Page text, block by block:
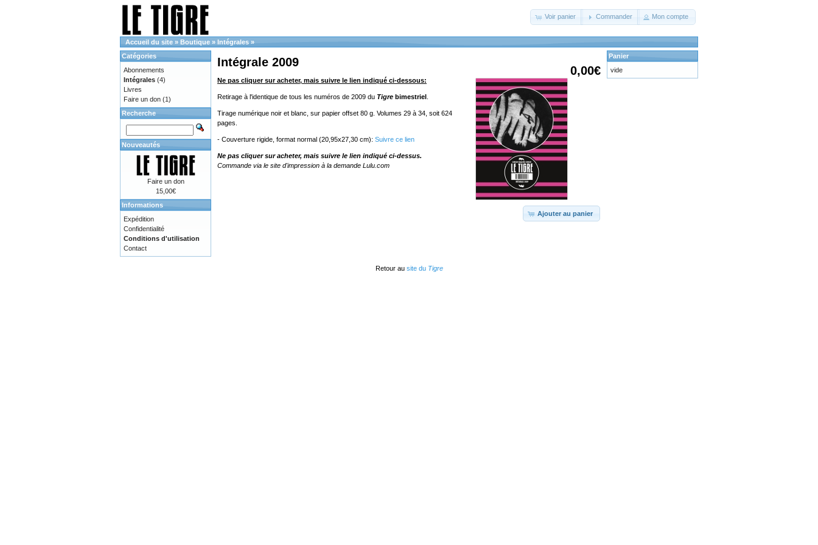
Voir panier Commander Mon compte
Accueil du site » Boutique » Intégrales »
0,00€
Intégrale 2009
Ne pas cliquer sur acheter, mais suivre le lien indiqué ci-dessous:
Retirage à l'identique de tous les numéros de 2009 du Tigre bimestriel
Tirage numérique noir et blanc, sur papier offset 80 g. Volumes 29 à 34, soit 624
pages.
- Couverture rigide, format normal (20,95x27,30 cm): Suivre ce lien
Ne pas cliquer sur acheter, mais suivre le lien indiqué ci-dessus.
Commande via le site d'impression à la demande Lulu.com
Ajouter au panier
Catégories
Abonnements
Intégrales (4)
Livres
Faire un don (1)
Recherche
Nouveautés
Faire un don
15,00€
Informations
Expédition
Confidentialité
Conditions d'utilisation
Contact
Panier
vide
Retour au site du Tigre